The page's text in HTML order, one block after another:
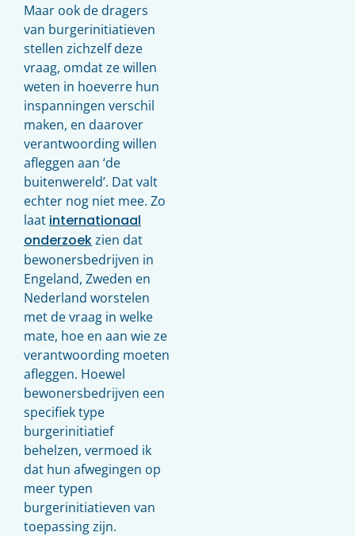
Maar ook de dragers
van burgerinitiatieven
stellen zichzelf deze
vraag, omdat ze willen
weten in hoeverre hun
inspanningen verschil
maken, en daarover
verantwoording willen
afleggen aan ‘de
buitenwereld’. Dat valt
echter nog niet mee. Zo
laat internationaal
onderzoekzien dat
bewonersbedrijven in
Engeland, Zweden en
Nederland worstelen
met de vraag in welke
mate, hoe en aan wie ze
verantwoording moeten
afleggen. Hoewel
bewonersbedrijven een
specifiek type
burgerinitiatief
behelzen, vermoed ik
dat hun afwegingen op
meer typen
burgerinitiatieven van
toepassing zijn.